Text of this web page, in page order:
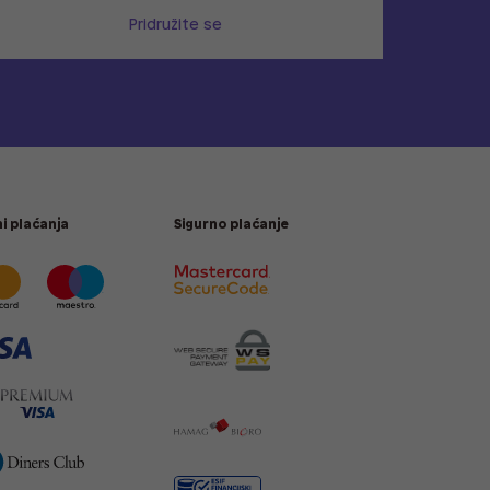
Pridružite se
plaćanja Sigurno plaćanje